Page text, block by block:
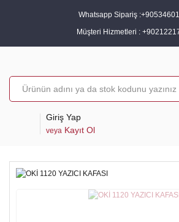
Whatsapp Sipariş :
Müşteri Hizmetleri :
Giriş Yap
veya Kayıt Ol